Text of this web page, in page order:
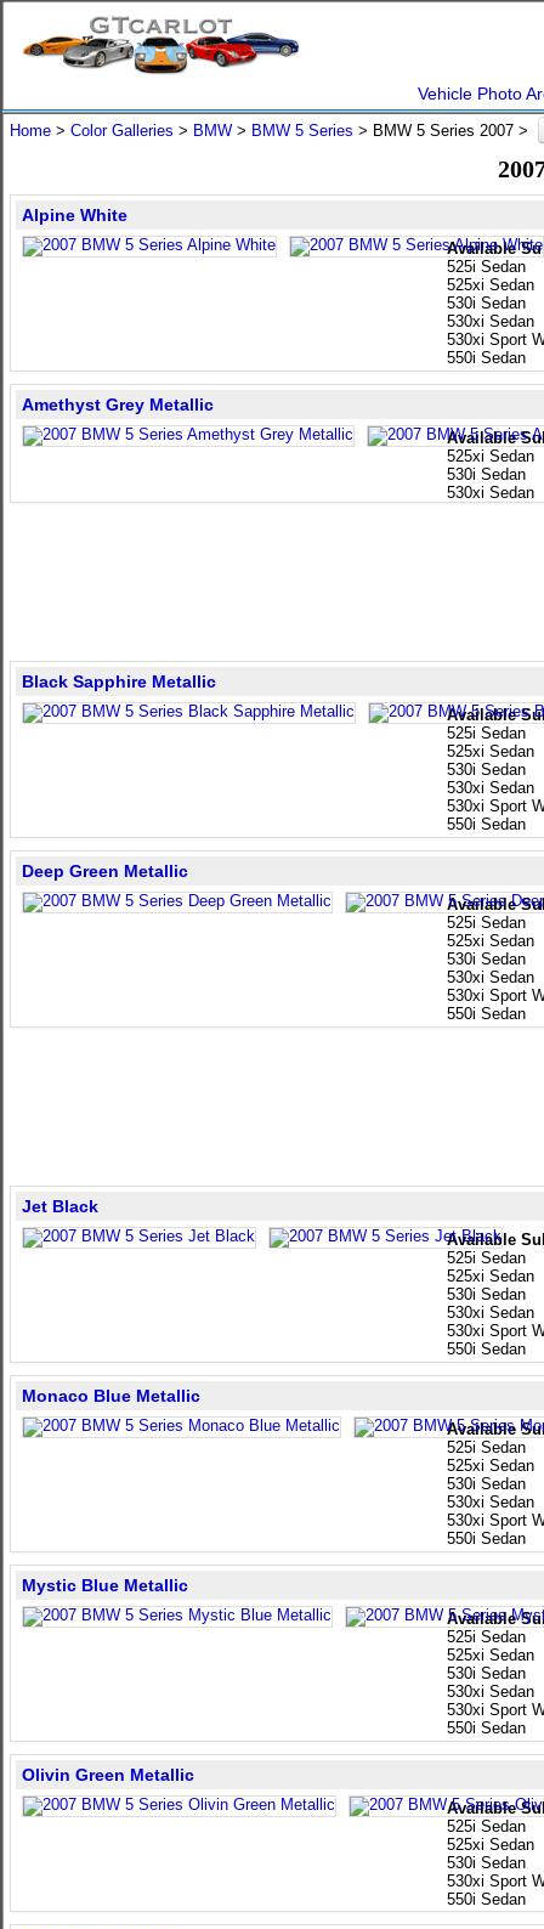
Vehicle Photo
Home > Color Galleries > BMW > BMW 5 Series > BMW 5 Series 2007 >
Available
525i Sedan
525xi Sedan
530i Sedan
530xi Sedan
530xi Sport
550i Sedan
Alpine White
Available
525xi Sedan
530i Sedan
530xi Sedan
Amethyst Grey Metallic
Available
525i Sedan
525xi Sedan
530i Sedan
530xi Sedan
530xi Sport
550i Sedan
Black Sapphire Metallic
Available
525i Sedan
525xi Sedan
530i Sedan
530xi Sedan
530xi Sport
550i Sedan
Deep Green Metallic
Available
525i Sedan
525xi Sedan
530i Sedan
530xi Sedan
530xi Sport
550i Sedan
Jet Black
Available
525i Sedan
525xi Sedan
530i Sedan
530xi Sedan
530xi Sport
550i Sedan
Monaco Blue Metallic
Available
525i Sedan
525xi Sedan
530i Sedan
530xi Sedan
530xi Sport
550i Sedan
Mystic Blue Metallic
Available
525i Sedan
525xi Sedan
530i Sedan
530xi Sport
550i Sedan
Olivin Green Metallic